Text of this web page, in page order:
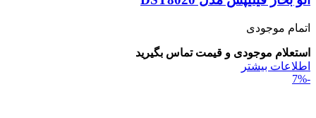
اتمام موجودی
استعلام موجودی و قیمت تماس بگیرید
اطلاعات بیشتر
-7%